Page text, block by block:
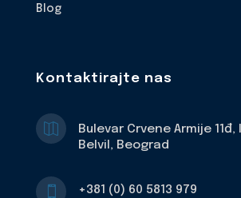
Blog
Kontaktirajte nas
Bulevar Crvene Armije 11đ,
Belvil, Beograd
+381 (0) 60 5813 979